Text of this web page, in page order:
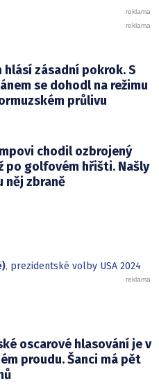
hlásí zásadní pokrok. S
se dohodl na režimu
průlivu
chodil ozbrojený
po golfovém hřišti. Našly
něj zbraně
, prezidentské volby USA 2024
oscarové hlasování je v
proudu. Šanci má pět